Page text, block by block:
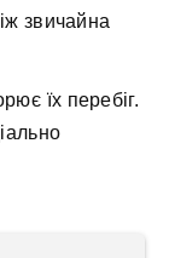
звичайна
їх перебіг.